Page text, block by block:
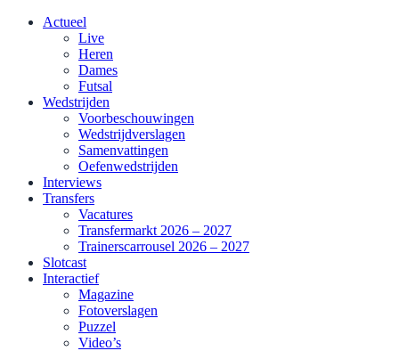
Actueel
Live
Heren
Dames
Futsal
Wedstrijden
Voorbeschouwingen
Wedstrijdverslagen
Samenvattingen
Oefenwedstrijden
Interviews
Transfers
Vacatures
Transfermarkt 2026 – 2027
Trainerscarrousel 2026 – 2027
Slotcast
Interactief
Magazine
Fotoverslagen
Puzzel
Video’s